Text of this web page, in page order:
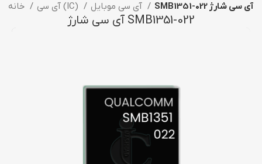
آی سی (IC) SMB1351-022 آی سی شارژ
SMB1351-022 آی سی شارژ